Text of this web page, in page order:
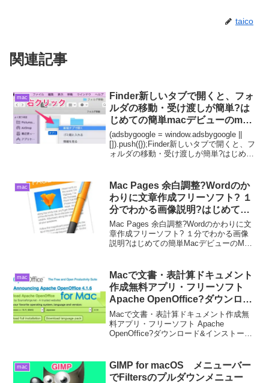
taico
関連記事
mac
Finder新しいタブで開くと、フォ
ルダの移動・受け渡しが簡単?は
じめての簡単macデビューのmac
の使い方?
(adsbygoogle = window.adsbygoogle ||
[]).push({});Finder新しいタブで開くと、フ
ォルダの移動・受け渡しが簡単?はじめて
mac
Mac Pages 余白調整?Wordのか
わりに文章作成フリーソフト? １
分でわかる画像説明?はじめての
簡単MacデビューのMacの使い
方?
Mac Pages 余白調整?Wordのかわりに文
章作成フリーソフト? １分でわかる画像
説明?はじめての簡単MacデビューのMac
て、見やすくするための余白調整...
mac
Macで文書・表計算ドキュメント
作成無料アプリ・フリーソフト
Apache OpenOffice?ダウンロー
ド&インストール?はじめての簡
単MacデビューのMacの使い方?
Macで文書・表計算ドキュメント作成無
料アプリ・フリーソフト Apache
OpenOffice?ダウンロード&インストー
なければインターネット上に...
mac
GIMP for macOS メニューバー
でFiltersのプルダウンメニュー